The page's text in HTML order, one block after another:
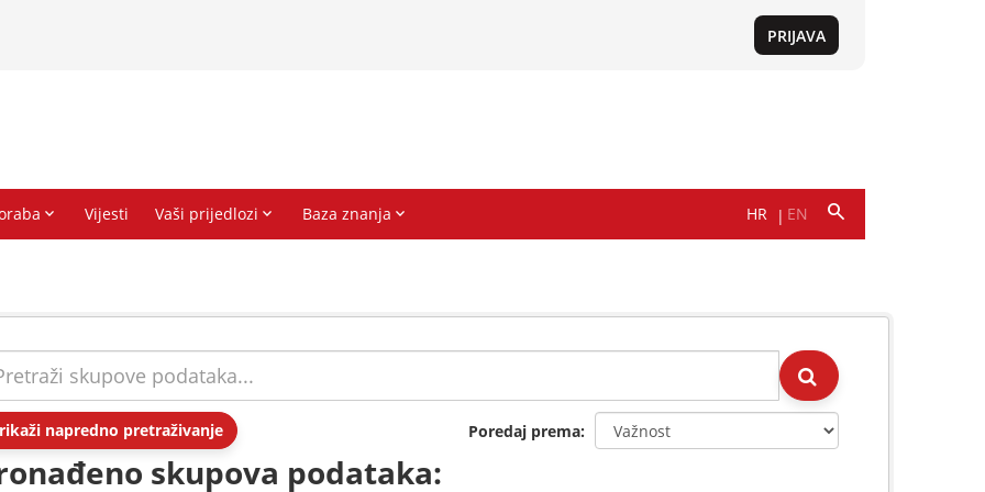
napredno pretraživanje Poredaj prema
skupova podataka: